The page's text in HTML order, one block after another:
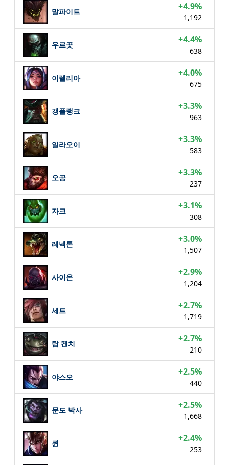
말파이트 +4.9%
1,192
우르곳 +4.4%
638
이렐리아 +4.0%
675
갱플랭크 +3.3%
963
일라오이 +3.3%
583
오공 +3.3%
237
자크 +3.1%
308
레넥톤 +3.0%
1,507
사이온 +2.9%
1,204
세트 +2.7%
1,719
탐 켄치 +2.7%
210
야스오 +2.5%
440
문도 박사 +2.5%
1,668
퀸 +2.4%
253